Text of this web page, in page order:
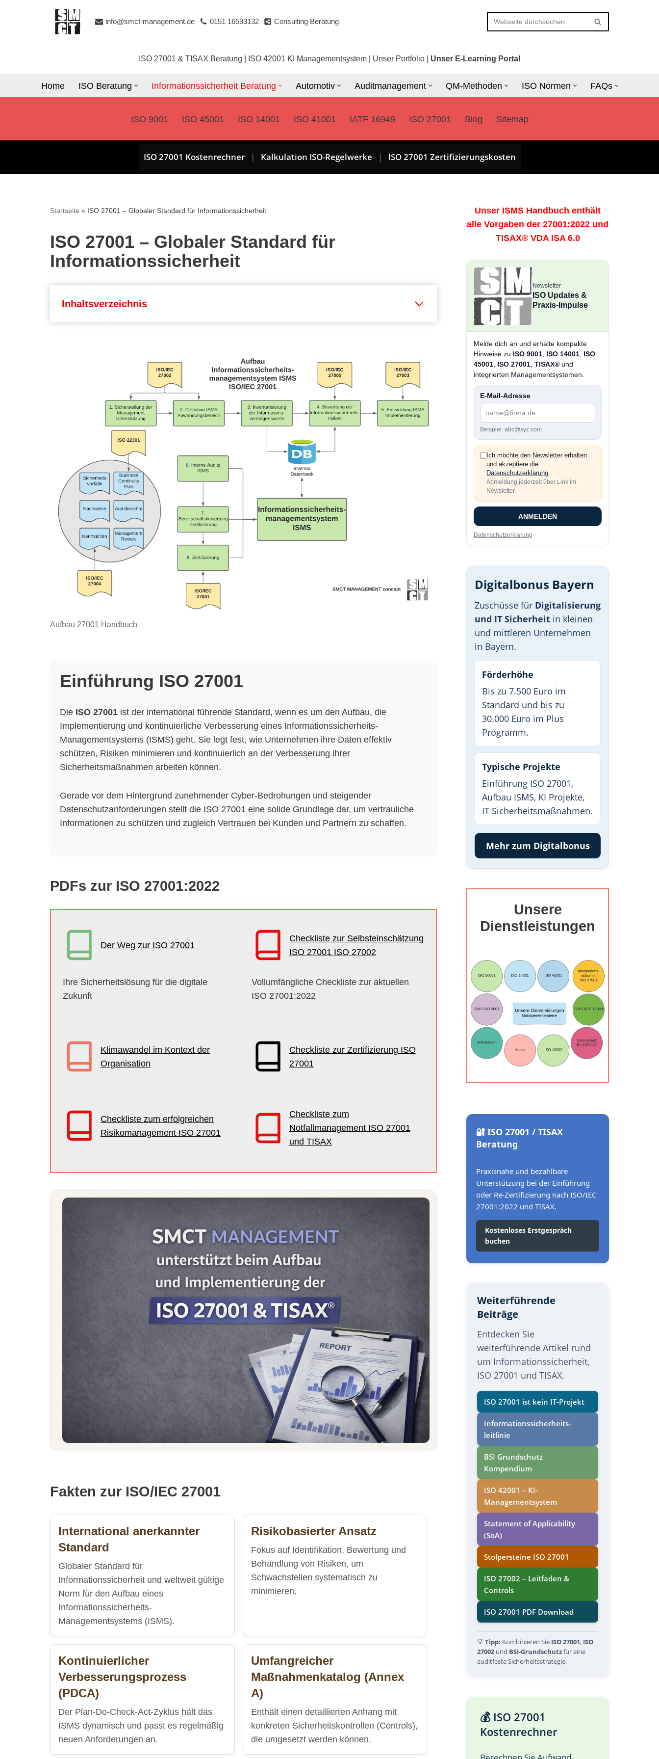
info@smct-management.de 0151 16593132 Consulting Beratung
ISO 27001 & TISAX Beratung ISO 42001 KI Managementsystem Unser Portfolio Unser E-Learning Portal
Home ISO Beratung Informationssicherheit Beratung Automotiv Auditmanagement QM-Methoden ISO Normen FAQs
ISO 9001 ISO 45001 ISO 14001 ISO 41001 IATF 16949 ISO 27001 Blog Sitemap
ISO 27001 Kostenrechner | Kalkulation ISO-Regelwerke | ISO 27001 Zertifizierungskosten
Startseite » ISO 27001 – Globaler Standard für Informationssicherheit
ISO 27001 – Globaler Standard für
Informationssicherheit
Inhaltsverzeichnis
Aufbau 27001 Handbuch
Einführung ISO 27001
Die ISO 27001 ist der international führende Standard, wenn es um den Aufbau, die
Implementierung und kontinuierliche Verbesserung eines Informationssicherheits-
Managementsystems (ISMS) geht. Sie legt fest, wie Unternehmen ihre Daten effektiv
schützen, Risiken minimieren und kontinuierlich an der Verbesserung ihrer
Sicherheitsmaßnahmen arbeiten können.
Gerade vor dem Hintergrund zunehmender Cyber-Bedrohungen und steigender
Datenschutzanforderungen stellt die ISO 27001 eine solide Grundlage dar, um vertrauliche
Informationen zu schützen und zugleich Vertrauen bei Kunden und Partnern zu schaffen.
PDFs zur ISO 27001:2022
Der Weg zur ISO 27001
Ihre Sicherheitslösung für die digitale
Zukunft
Checkliste zur Selbsteinschätzung
ISO 27001 ISO 27002
Vollumfängliche Checkliste zur aktuellen
ISO 27001:2022
Klimawandel im Kontext der
Organisation
Checkliste zur Zertifizierung ISO
27001
Checkliste zum erfolgreichen
Risikomanagement ISO 27001
Checkliste zum
Notfallmanagement ISO 27001
und TISAX
Fakten zur ISO/IEC 27001
International anerkannter
Standard
Globaler Standard für
Informationssicherheit und weltweit gültige
Norm für den Aufbau eines
Informationssicherheits-
Managementsystems (ISMS).
Risikobasierter Ansatz
Fokus auf Identifikation, Bewertung und
Behandlung von Risiken, um
Schwachstellen systematisch zu
minimieren.
Kontinuierlicher
Verbesserungsprozess
(PDCA)
Der Plan-Do-Check-Act-Zyklus hält das
ISMS dynamisch und passt es regelmäßig
neuen Anforderungen an.
Umfangreicher
Maßnahmenkatalog (Annex
A)
Enthält einen detaillierten Anhang mit
konkreten Sicherheitskontrollen (Controls),
die umgesetzt werden können.
Unser ISMS Handbuch enthält
alle Vorgaben der 27001:2022 und
TISAX® VDA ISA 6.0
Newsletter
ISO Updates &
Praxis-Impulse
Melde dich an und erhalte kompakte
Hinweise zu ISO 9001 ISO 14001 ISO
45001 ISO 27001 TISAX® und
integrierten Managementsystemen.
E-Mail-Adresse
Beispiel: abc@xyz.com
Ich möchte den Newsletter erhalten
und akzeptiere die
Datenschutzerklärung.
Abmeldung jederzeit über Link im
Newsletter.
ANMELDEN
Datenschutzerklärung
Digitalbonus Bayern
Zuschüsse für Digitalisierung
und IT Sicherheit in kleinen
und mittleren Unternehmen
in Bayern.
Förderhöhe
Bis zu 7.500 Euro im
Standard und bis zu
30.000 Euro im Plus
Programm.
Typische Projekte
Einführung ISO 27001,
Aufbau ISMS, KI Projekte,
IT Sicherheitsmaßnahmen.
Mehr zum Digitalbonus
Unsere
Dienstleistungen
🔐 ISO 27001 / TISAX
Beratung
Praxisnahe und bezahlbare
Unterstützung bei der Einführung
oder Re-Zertifizierung nach ISO/IEC
27001:2022 und TISAX.
Kostenloses Erstgespräch
buchen
Weiterführende
Beiträge
Entdecken Sie
weiterführende Artikel rund
um Informationssicherheit,
ISO 27001 und TISAX.
ISO 27001 ist kein IT-Projekt
Informations­sicherheits­
leitlinie
BSI Grundschutz
Kompendium
ISO 42001 – KI-
Managementsystem
Statement of Applicability
(SoA)
Stolpersteine ISO 27001
ISO 27002 – Leitfaden &
Controls
ISO 27001 PDF Download
💡Tipp: Kombinieren Sie ISO 27001, ISO
27002 und BSI-Grundschutzfür eine
auditfeste Sicherheitsstrategie.
💰 ISO 27001
Kostenrechner